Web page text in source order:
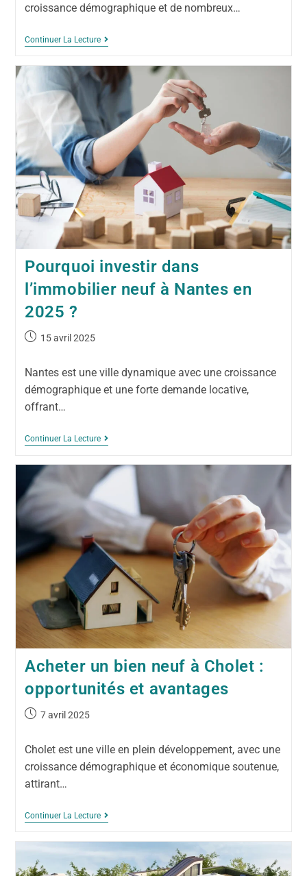
croissance démographique et de nombreux…
Continuer La Lecture
Pourquoi investir dans
l’immobilier neuf à Nantes en
2025 ?
15 avril 2025
Nantes est une ville dynamique avec une croissance
démographique et une forte demande locative,
offrant…
Continuer La Lecture
Acheter un bien neuf à Cholet :
opportunités et avantages
7 avril 2025
Cholet est une ville en plein développement, avec une
croissance démographique et économique soutenue,
attirant…
Continuer La Lecture